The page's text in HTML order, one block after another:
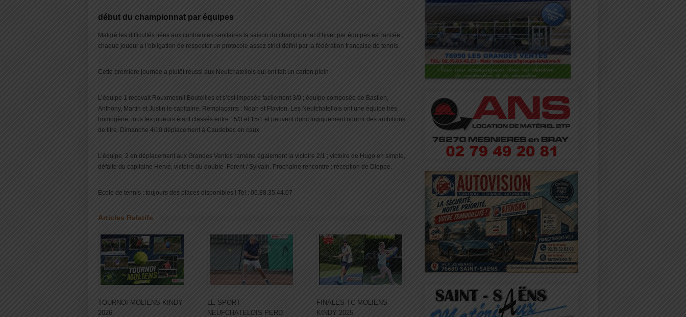
début du championnat par équipes
Malgré les difficultés liées aux contraintes sanitaires la saison du championnat d’hiver par équipes est lancée ;
chaque joueur a l’obligation de respecter un protocole assez strict défini par la fédération française de tennis.
Cette première journée a plutôt réussi aux Neufchatellois qui ont fait un carton plein :
L’équipe 1 recevait Rouxmesnil Bouteilles et s’est imposée facilement 3/0 ; équipe composée de Bastien,
Anthony, Martin et Justin le capitaine. Remplaçants : Noah et Flavien. Les Neufchatellois ont une équipe très
homogène, tous les joueurs étant classés entre 15/3 et 15/1 et peuvent donc logiquement nourrir des ambitions
de titre. Dimanche 4/10 déplacement à Caudebec en caux.
L’équipe 2 en déplacement aux Grandes Ventes ramène également la victoire 2/1 ; victoire de Hugo en simple,
défaite du capitaine Hervé, victoire du double Forent / Sylvain. Prochaine rencontre : réception de Dieppe.
Ecole de tennis : toujours des places disponibles ! Tel : 06.88.35.44.07
Articles Relatifs
TOURNOI MOLIENS KINDY
2026
LE SPORT
NEUFCHATELOIS PERD
FINALES TC MOLIENS
KINDY 2025